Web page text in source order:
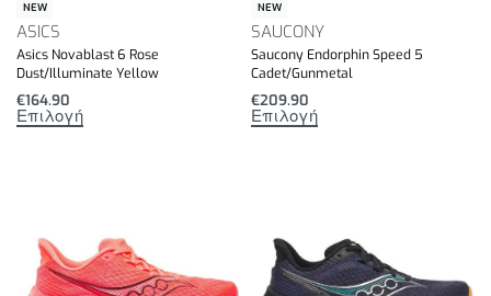
NEW
ASICS
Asics Novablast 6 Rose
Dust/Illuminate Yellow
€164.90
Επιλογή
NEW
SAUCONY
Saucony Endorphin Speed 5
Cadet/Gunmetal
€209.90
Επιλογή